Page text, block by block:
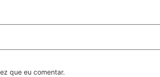
que eu comentar.